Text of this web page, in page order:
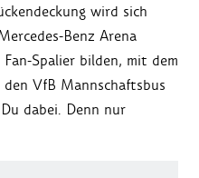
wird sich
Benz Arena
Spalier bilden, mit dem
VfB Mannschaftsbus
dabei. Denn nur